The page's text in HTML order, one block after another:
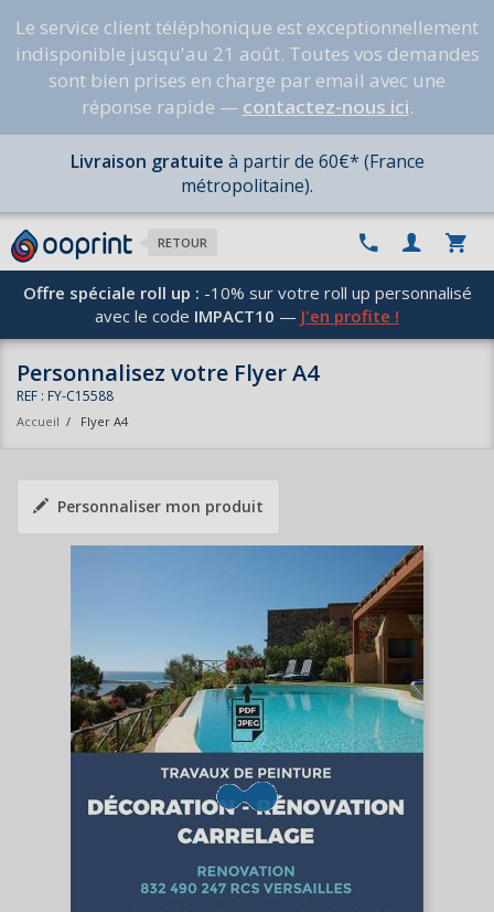
Le service client téléphonique est exceptionnellement
indisponible jusqu'au 21 août. Toutes vos demandes
sont bien prises en charge par email avec une
réponse rapide — contactez-nous ici.
Livraison gratuite à partir de 60€* (France
métropolitaine).
RETOUR
Offre spéciale roll up : -10% sur votre roll up personnalisé
avec le code IMPACT10 — J'en profite !
Personnalisez votre Flyer A4
REF : FY-C15588
Accueil / Flyer A4
Personnaliser mon produit